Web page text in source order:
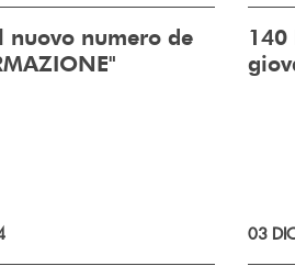
nuovo numero de
140
03